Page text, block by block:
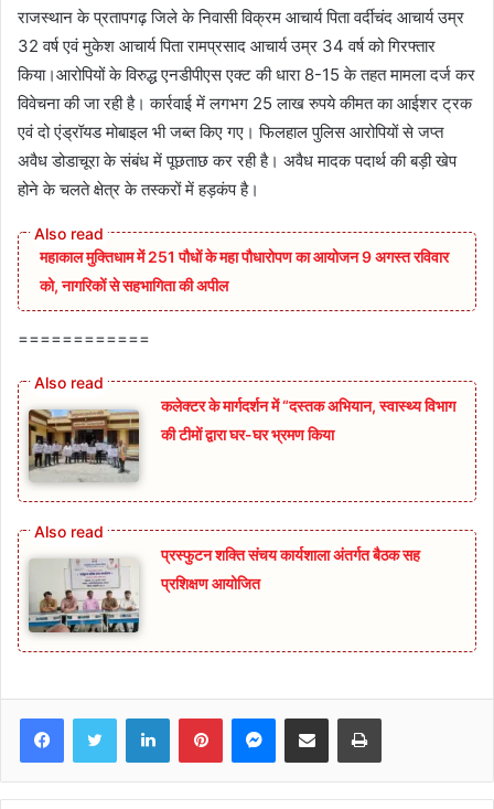
राजस्थान के प्रतापगढ़ जिले के निवासी विक्रम आचार्य पिता वर्दीचंद आचार्य उम्र
32 वर्ष एवं मुकेश आचार्य पिता रामप्रसाद आचार्य उम्र 34 वर्ष को गिरफ्तार
किया।आरोपियों के विरुद्ध एनडीपीएस एक्ट की धारा 8-15 के तहत मामला दर्ज कर
विवेचना की जा रही है। कार्रवाई में लगभग 25 लाख रुपये कीमत का आईशर ट्रक
एवं दो एंड्रॉयड मोबाइल भी जब्त किए गए। फिलहाल पुलिस आरोपियों से जप्त
अवैध डोडाचूरा के संबंध में पूछताछ कर रही है। अवैध मादक पदार्थ की बड़ी खेप
होने के चलते क्षेत्र के तस्करों में हड़कंप है।
महाकाल मुक्तिधाम में 251 पौधों के महा पौधारोपण का आयोजन 9 अगस्त रविवार
को, नागरिकों से सहभागिता की अपील
============
कलेक्टर के मार्गदर्शन में “दस्तक अभियान,‌ स्वास्थ्य विभाग
की टीमों द्वारा घर-घर भ्रमण किया
प्रस्फुटन शक्ति संचय कार्यशाला अंतर्गत बैठक सह
प्रशिक्षण आयोजित
FacebookTwitter LinkedInPinterestMessenger
Share via Email Print